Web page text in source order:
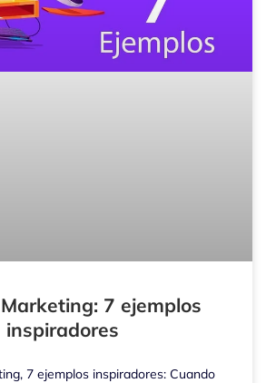
7 ejemplos
inspiradores
7 ejemplos inspiradores: Cuando